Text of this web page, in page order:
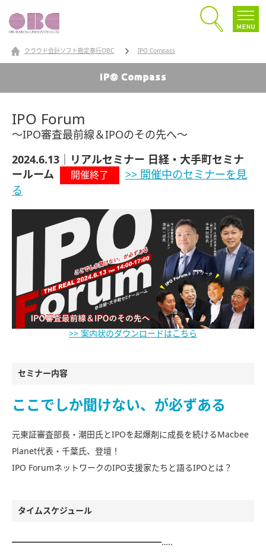
クラウド会計ソフト勘定奉行OBC IPO Compass
IPO Forum
～IPO審査最前線＆IPOのその先へ～
2024.6.13｜リアルセミナー 日経・大手町セミナ
ールーム
開催終了
>> 開催中のセミナーを見
る
>> 案内状のダウンロードはこちら
セミナー内容
ここでしか聞けない、が必ずある
元東証審査部長・潮田氏とIPOを起爆剤に成長を続けるMacbee
Planet代表・千葉氏、登壇！
IPO ForumネットワークのIPO支援家たちと語るIPOとは？
タイムスケジュール
━━━━━━━━━━━━━━━━━━…‥